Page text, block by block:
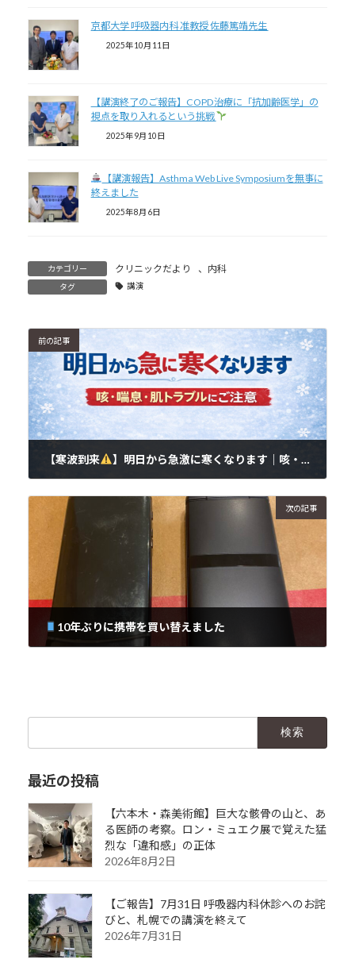
京都大学 呼吸器内科 准教授 佐藤篤靖先生
2025年10月11日
【講演終了のご報告】COPD治療に「抗加齢医学」の
視点を取り入れるという挑戦
2025年9月10日
【講演報告】Asthma Web Live Symposiumを無事に
終えました
2025年8月6日
カテゴリー クリニックだより 、 内科
タグ 講演
前の記事
【寒波到来 】明日から急激に寒くなります｜咳・喘息・肌トラブルにご注意ください
次の記事
10年ぶりに携帯を買い替えました
最近の投稿
【六本木・森美術館】巨大な骸骨の山と、あ
る医師の考察。ロン・ミュエク展で覚えた猛
烈な「違和感」の正体
2026年8月2日
【ご報告】7月31日 呼吸器内科休診へのお詫
びと、札幌での講演を終えて
2026年7月31日